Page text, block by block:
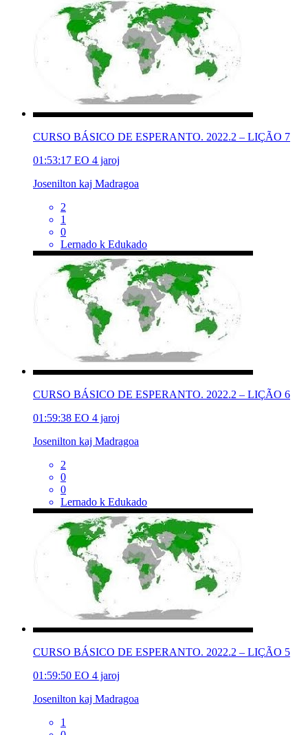
CURSO BÁSICO DE ESPERANTO. 2022.2 – LIÇÃO 7
01:53:17 EO 4 jaroj
Josenilton kaj Madragoa
2
1
0
Lernado k Edukado
CURSO BÁSICO DE ESPERANTO. 2022.2 – LIÇÃO 6
01:59:38 EO 4 jaroj
Josenilton kaj Madragoa
2
0
0
Lernado k Edukado
CURSO BÁSICO DE ESPERANTO. 2022.2 – LIÇÃO 5
01:59:50 EO 4 jaroj
Josenilton kaj Madragoa
1